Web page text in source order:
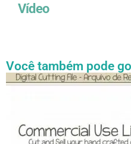
Vídeo
Você também pode
Faixa
de
R$ 54.89